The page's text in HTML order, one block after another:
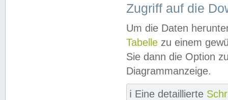
Zugriff auf die
Um die Daten
Tabelle zu einem
Sie dann die Option
Diagrammanzeige.
ℹ️ Eine detaillierte